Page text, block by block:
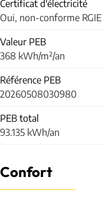
Certificat d'électricité
Oui, non-conforme RGIE
Valeur PEB
368 kWh/m²/an
Référence PEB
20260508030980
PEB total
93.135 kWh/an
Confort